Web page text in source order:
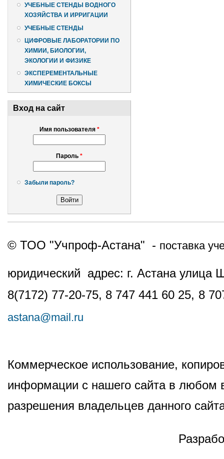
УЧЕБНЫЕ СТЕНДЫ ВОДНОГО
ХОЗЯЙСТВА И ИРРИГАЦИИ
УЧЕБНЫЕ СТЕНДЫ
ЦИФРОВЫЕ ЛАБОРАТОРИИ ПО
ХИМИИ, БИОЛОГИИ,
ЭКОЛОГИИ И ФИЗИКЕ
ЭКСПЕРЕМЕНТАЛЬНЫЕ
ХИМИЧЕСКИЕ БОКСЫ
Вход на сайт
Имя пользователя *
Пароль *
Забыли пароль?
© ТОО "Учпроф-Астана" - поставка
юридический адрес: г. Астана
8(7172) 77-20-75, 8 747 441 60 25, 8
astana@mail.ru
Коммерческое использование,
информации с нашего сайта в любом
разрешения владельцев данного